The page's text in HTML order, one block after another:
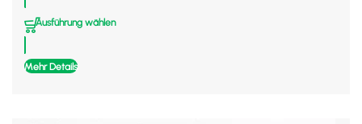
Ausführung wählen
Mehr Details